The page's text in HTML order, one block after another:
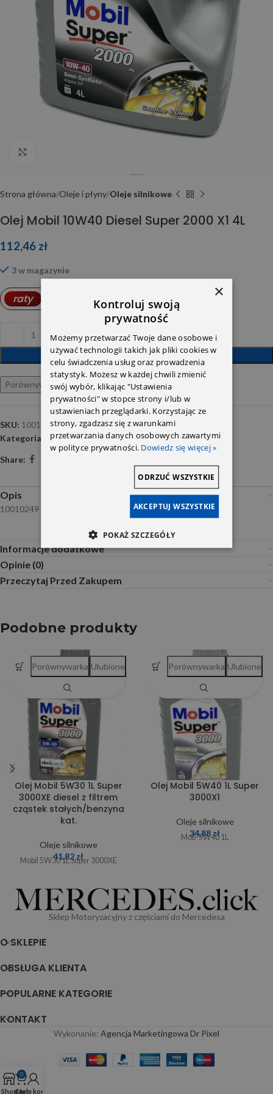
Strona główna Oleje i płyny Oleje silnikowe
Olej Mobil 10W40 Diesel Super 2000 X1 4L
112,46 zł
3 w magazynie
raty PLN
DODAJ DO KOSZYKA
Porównywarka Ulubione
SKU: 10010249
Kategoria:
Oleje silnikowe
Share:
Opis
10010249- 4L
Informacje dodatkowe
Opinie (0)
Przeczytaj Przed Zakupem
Podobne produkty
Olej Mobil 5W30 1L Super
3000XE diesel z filtrem
cząstek stałych/benzyna
kat.
Oleje silnikowe
41,82 zł
Mobil 5W30 1L Super 3000XE
Porównywarka Ulubione
Olej Mobil 5W40 1L Super
3000X1
Oleje silnikowe
34,88zł
Mob-5W40 1L
Porównywarka Ulubione
Sklep Motoryzacyjny z częściami do Mercedesa
O SKLEPIE
OBSŁUGA KLIENTA
POPULARNE KATEGORIE
KONTAKT
Wykonanie: Agencja Marketingowa Dr Pixel
Shop
0
Cart
Moje konto
×
Kontroluj swoją
prywatność
Możemy przetwarzać Twoje dane osobowe i
używać technologii takich jak pliki cookies w
celu świadczenia usług oraz prowadzenia
statystyk. Możesz w każdej chwili zmienić
swój wybór, klikając "Ustawienia
prywatności" w stopce strony i/lub w
ustawieniach przeglądarki. Korzystając ze
strony, zgadzasz się z warunkami
przetwarzania danych osobowych zawartymi
w polityce prywatności. Dowiedz się więcej »
AKCEPTUJ WSZYSTKIE
ODRZUĆ WSZYSTKIE
POKAŻ SZCZEGÓŁY